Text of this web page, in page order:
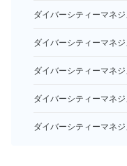
ダイバーシティーマネ
ダイバーシティーマネ
ダイバーシティーマネ
ダイバーシティーマネ
ダイバーシティーマネ